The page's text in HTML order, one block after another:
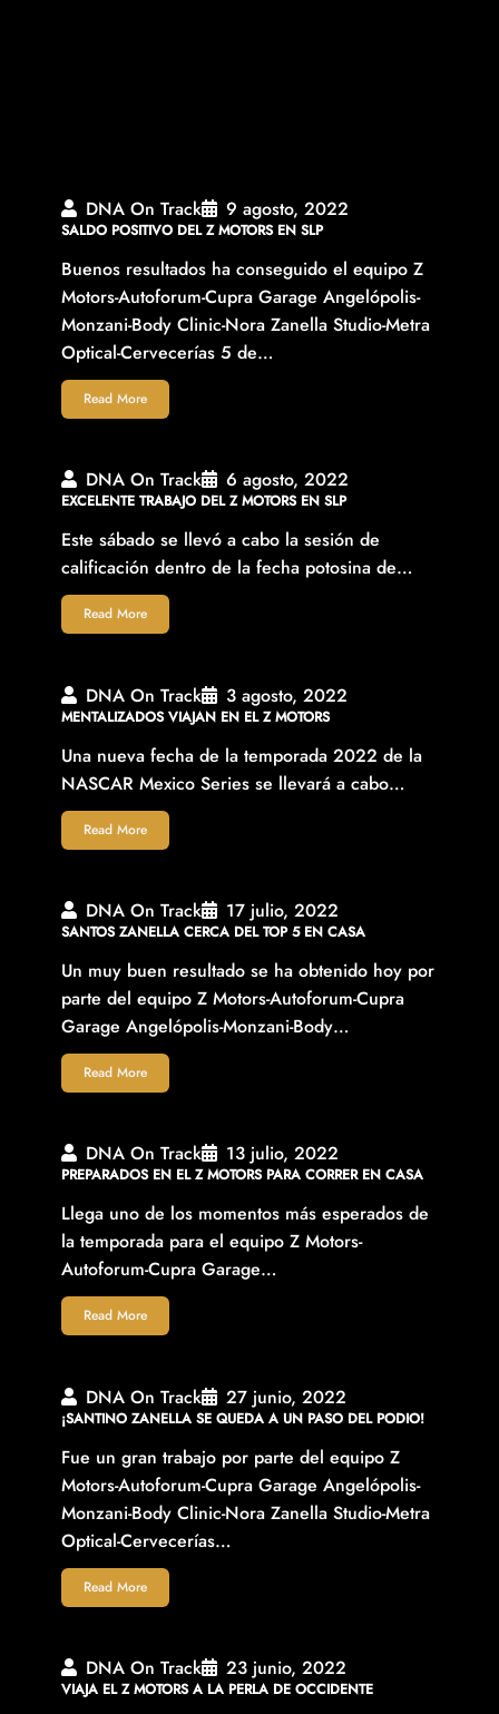
DNA On Track 9 agosto, 2022
SALDO POSITIVO DEL Z MOTORS EN SLP
Buenos resultados ha conseguido el equipo Z
Motors-Autoforum-Cupra Garage Angelópolis-
Monzani-Body Clinic-Nora Zanella Studio-Metra
Optical-Cervecerías 5 de…
Read More
DNA On Track 6 agosto, 2022
EXCELENTE TRABAJO DEL Z MOTORS EN SLP
Este sábado se llevó a cabo la sesión de
calificación dentro de la fecha potosina de…
Read More
DNA On Track 3 agosto, 2022
MENTALIZADOS VIAJAN EN EL Z MOTORS
Una nueva fecha de la temporada 2022 de la
NASCAR Mexico Series se llevará a cabo…
Read More
DNA On Track 17 julio, 2022
SANTOS ZANELLA CERCA DEL TOP 5 EN CASA
Un muy buen resultado se ha obtenido hoy por
parte del equipo Z Motors-Autoforum-Cupra
Garage Angelópolis-Monzani-Body…
Read More
DNA On Track 13 julio, 2022
PREPARADOS EN EL Z MOTORS PARA CORRER EN CASA
Llega uno de los momentos más esperados de
la temporada para el equipo Z Motors-
Autoforum-Cupra Garage…
Read More
DNA On Track 27 junio, 2022
¡SANTINO ZANELLA SE QUEDA A UN PASO DEL PODIO!
Fue un gran trabajo por parte del equipo Z
Motors-Autoforum-Cupra Garage Angelópolis-
Monzani-Body Clinic-Nora Zanella Studio-Metra
Optical-Cervecerías…
Read More
DNA On Track 23 junio, 2022
VIAJA EL Z MOTORS A LA PERLA DE OCCIDENTE